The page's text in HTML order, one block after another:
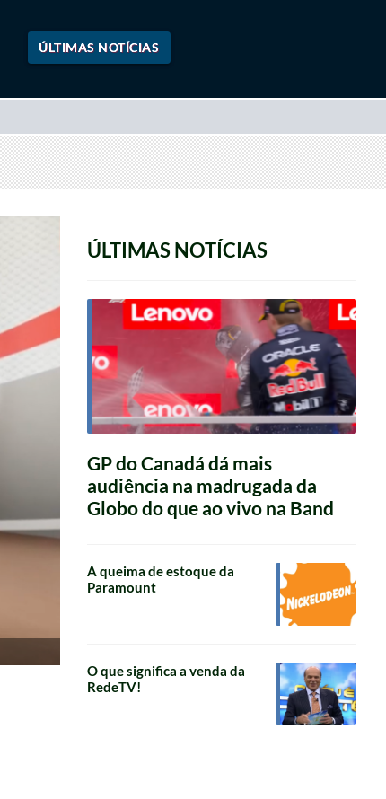
ÚLTIMAS NOTÍCIAS
ÚLTIMAS NOTÍCIAS
GP do Canadá dá mais
audiência na madrugada da
Globo do que ao vivo na Band
A queima de estoque da
Paramount
O que significa a venda da
RedeTV!